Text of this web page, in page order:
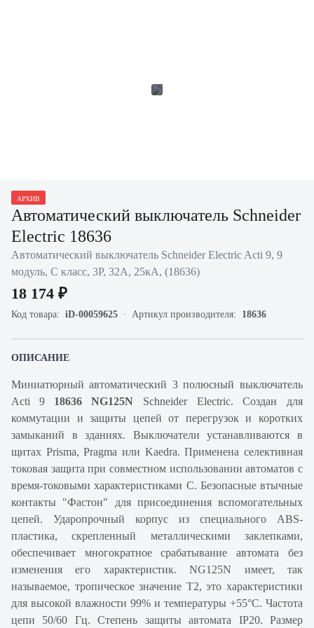
АРХИВ
Автоматический выключатель Schneider
Electric 18636
Автоматический выключатель Schneider Electric Acti 9, 9
модуль, C класс, 3P, 32А, 25кА, (18636)
18 174 ₽
Код товара: iD-00059625 Артикул производителя: 18636
ОПИСАНИЕ
Миниатюрный автоматический 3 полюсный выключатель
Acti 9 18636 NG125N Schneider Electric. Создан для
коммутации и защиты цепей от перегрузок и коротких
замыканий в зданиях. Выключатели устанавливаются в
щитах Prisma, Pragma или Kaedra. Применена селективная
токовая защита при совместном использовании автоматов с
время-токовыми характеристиками C. Безопасные втычные
контакты "Фастон" для присоединения вспомогательных
цепей. Ударопрочный корпус из специального ABS-
пластика, скрепленный металлическими заклепками,
обеспечивает многократное срабатывание автомата без
изменения его характеристик. NG125N имеет, так
называемое, тропическое значение Т2, это характеристики
для высокой влажности 99% и температуры +55°С. Частота
цепи 50/60 Гц. Степень защиты автомата IP20. Размер